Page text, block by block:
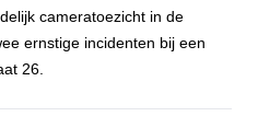
cameratoezicht in de
ernstige incidenten bij een
26.